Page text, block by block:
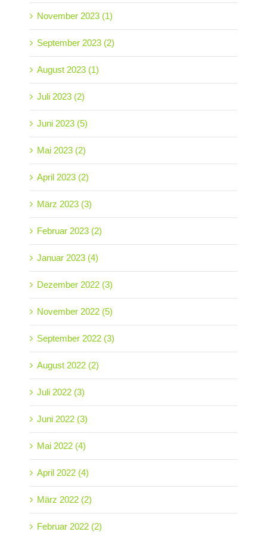
November 2023 (1)
September 2023 (2)
August 2023 (1)
Juli 2023 (2)
Juni 2023 (5)
Mai 2023 (2)
April 2023 (2)
März 2023 (3)
Februar 2023 (2)
Januar 2023 (4)
Dezember 2022 (3)
November 2022 (5)
September 2022 (3)
August 2022 (2)
Juli 2022 (3)
Juni 2022 (3)
Mai 2022 (4)
April 2022 (4)
März 2022 (2)
Februar 2022 (2)